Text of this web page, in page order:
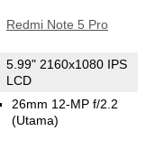
Redmi Note 5 Pro
5.99" 2160x1080 IPS
LCD
26mm 12-MP f/2.2
(Utama)